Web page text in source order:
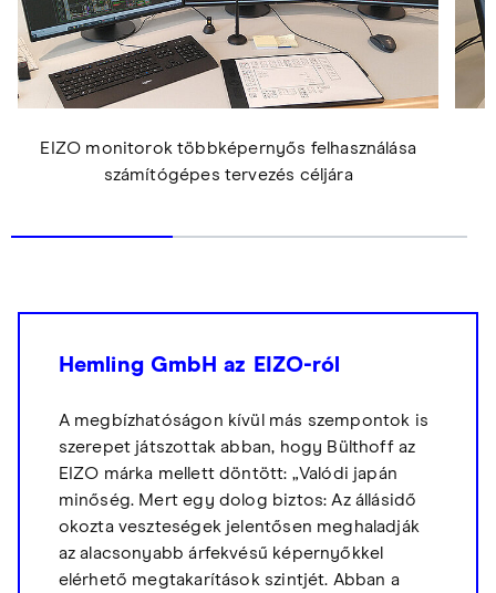
EIZO monitorok többképernyős felhasználása
számítógépes tervezés céljára
Hemling GmbH az EIZO-ról
A megbízhatóságon kívül más szempontok is
szerepet játszottak abban, hogy Bülthoff az
EIZO márka mellett döntött: „Valódi japán
minőség. Mert egy dolog biztos: Az állásidő
okozta veszteségek jelentősen meghaladják
az alacsonyabb árfekvésű képernyőkkel
elérhető megtakarítások szintjét. Abban a